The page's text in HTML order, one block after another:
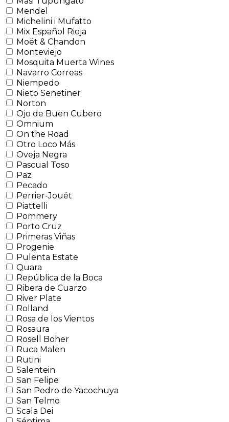
Mendel
Michelini i Mufatto
Mix Español Rioja
Moët & Chandon
Monteviejo
Mosquita Muerta Wines
Navarro Correas
Niempedo
Nieto Senetiner
Norton
Ojo de Buen Cubero
Omnium
On the Road
Otro Loco Más
Oveja Negra
Pascual Toso
Paz
Pecado
Perrier-Jouët
Piattelli
Pommery
Porto Cruz
Primeras Viñas
Progenie
Pulenta Estate
Quara
República de la Boca
Ribera de Cuarzo
River Plate
Rolland
Rosa de los Vientos
Rosaura
Rosell Boher
Ruca Malen
Rutini
Salentein
San Felipe
San Pedro de Yacochuya
San Telmo
Scala Dei